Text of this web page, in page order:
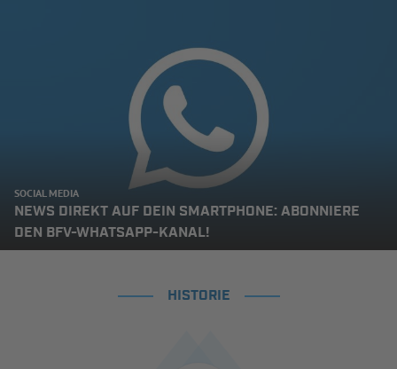
SOCIAL MEDIA
NEWS DIREKT AUF DEIN SMARTPHONE: ABONNIERE
DEN BFV-WHATSAPP-KANAL!
HISTORIE